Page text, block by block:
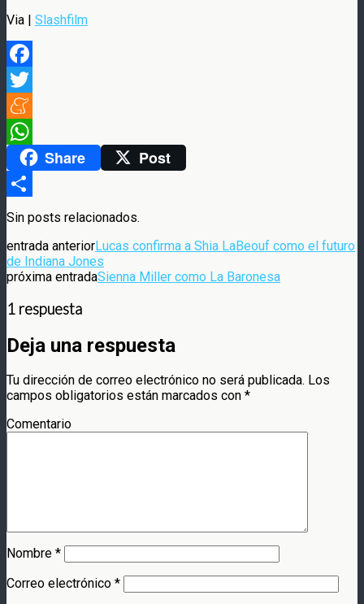
Via | Slashfilm
Facebook
Twitter
Meneame
WhatsAppShare Post
Compartir
Sin posts relacionados.
entrada anteriorLucas confirma a Shia LaBeouf como el futuro
de Indiana Jones
próxima entradaSienna Miller como La Baronesa
1 respuesta
Deja una respuesta
Tu dirección de correo electrónico no será publicada. Los
campos obligatorios están marcados con *
Comentario
Nombre *
Correo electrónico *